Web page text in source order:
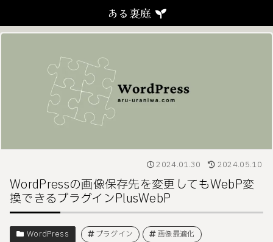
ある裏庭
WordPressの画像保存先を変更してもWebP変
換できるプラグインPlusWebP
2024.01.30 2024.05.10
WordPress プラグイン 画像最適化